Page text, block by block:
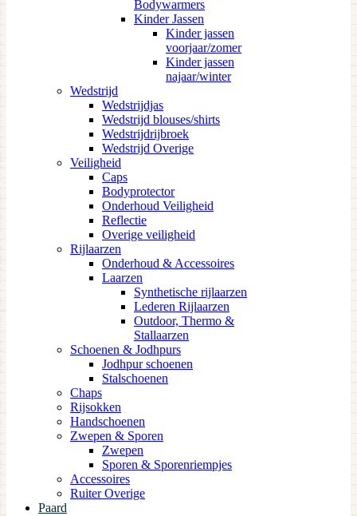
Bodywarmers
Kinder Jassen
Kinder jassen
voorjaar/zomer
Kinder jassen
najaar/winter
Wedstrijd
Wedstrijdjas
Wedstrijd blouses/shirts
Wedstrijdrijbroek
Wedstrijd Overige
Veiligheid
Caps
Bodyprotector
Onderhoud Veiligheid
Reflectie
Overige veiligheid
Rijlaarzen
Onderhoud & Accessoires
Laarzen
Synthetische rijlaarzen
Lederen Rijlaarzen
Outdoor, Thermo &
Stallaarzen
Schoenen & Jodhpurs
Jodhpur schoenen
Stalschoenen
Chaps
Rijsokken
Handschoenen
Zwepen & Sporen
Zwepen
Sporen & Sporenriempjes
Accessoires
Ruiter Overige
Paard